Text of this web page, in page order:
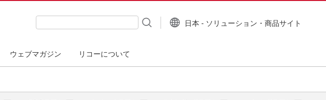
ウェブマガジン リコーについて
検索キーワード入力
日本 - ソリューション・商品サイト